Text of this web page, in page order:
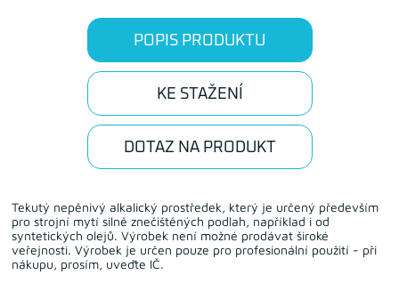
POPIS PRODUKTU
KE STAŽENÍ
DOTAZ NA PRODUKT
Tekutý nepěnivý alkalický prostředek, který je určený především
pro strojní mytí silně znečištěných podlah, například i od
syntetických olejů. Výrobek není možné prodávat široké
veřejnosti. Výrobek je určen pouze pro profesionální použití - při
nákupu, prosím, uveďte IČ.